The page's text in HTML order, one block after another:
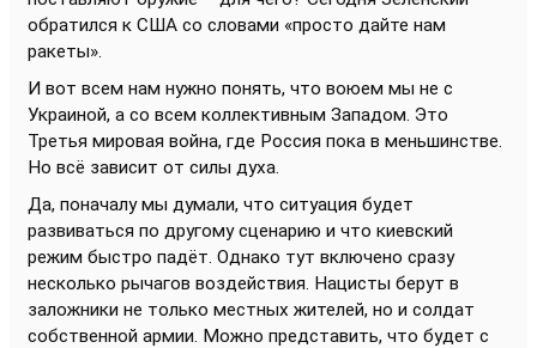
обратился к США со словами «просто дайте нам
ракеты».
И вот всем нам нужно понять, что воюем мы не с
Украиной, а со всем коллективным Западом. Это
Третья мировая война, где Россия пока в меньшинстве.
Но всё зависит от силы духа.
Да, поначалу мы думали, что ситуация будет
развиваться по другому сценарию и что киевский
режим быстро падёт. Однако тут включено сразу
несколько рычагов воздействия. Нацисты берут в
заложники не только местных жителей, но и солдат
собственной армии. Можно представить, что будет с